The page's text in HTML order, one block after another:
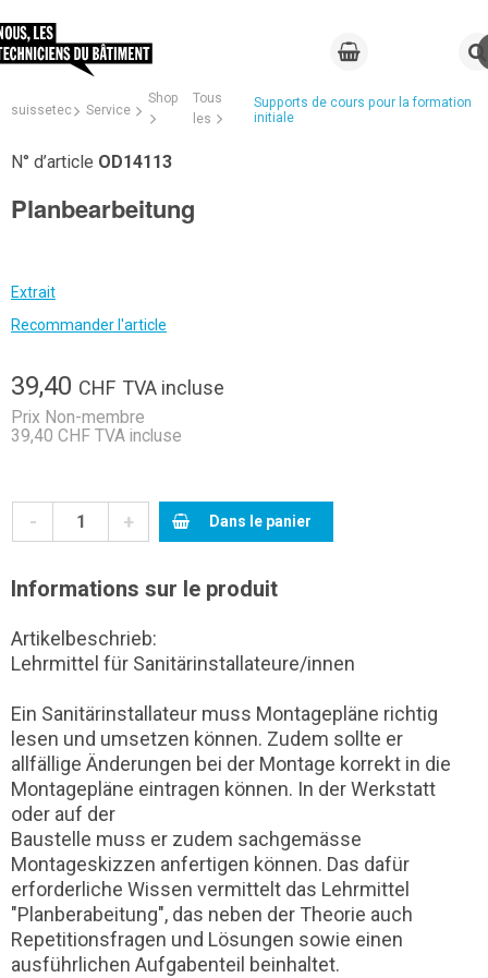
suissetec Service
Shop
Tous
les
Supports de cours pour la formation
initiale
N° d’article OD14113
Planbearbeitung
Extrait
Recommander l'article
39,40 CHF TVA incluse
Prix Non-membre
39,40 CHF TVA incluse
- + Dans le panier
Informations sur le produit
Artikelbeschrieb:
Lehrmittel für Sanitärinstallateure/innen
Ein Sanitärinstallateur muss Montagepläne richtig
lesen und umsetzen können. Zudem sollte er
allfällige Änderungen bei der Montage korrekt in die
Montagepläne eintragen können. In der Werkstatt
oder auf der
Baustelle muss er zudem sachgemässe
Montageskizzen anfertigen können. Das dafür
erforderliche Wissen vermittelt das Lehrmittel
"Planberabeitung", das neben der Theorie auch
Repetitionsfragen und Lösungen sowie einen
ausführlichen Aufgabenteil beinhaltet.